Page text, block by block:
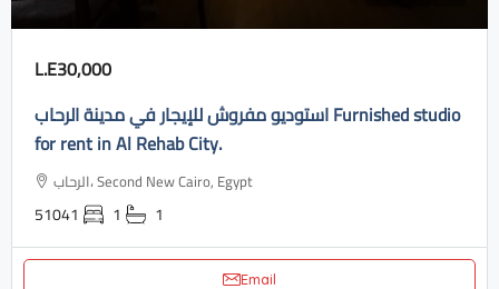
L.E30,000
استوديو مفروش للإيجار في مدينة الرحاب Furnished studio
for rent in Al Rehab City.
الرحاب، Second New Cairo, Egypt
51041 1 1
Email